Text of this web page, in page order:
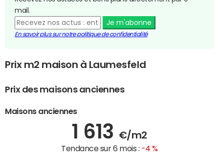
mail.
Je m'abonne
En savoir plus sur notre politique de confidentialité
Prix m2 maison à Laumesfeld
Prix des maisons anciennes
Maisons anciennes
1 613 €/m2
Tendance sur 6 mois : -4 %